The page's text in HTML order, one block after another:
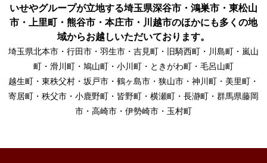
いせやグループが立地する埼玉県深谷市・鴻巣市・東松山
市・上里町・熊谷市・本庄市・川越市のほかにも多くの地
域からお越しいただいております。
埼玉県北本市・行田市・羽生市・吉見町・旧騎西町・川島町・嵐山
町・滑川町・鳩山町・小川町・ときがわ町・毛呂山町
越生町・東秩父村・坂戸市・鶴ヶ島市・狭山市・神川町・美里町・
寄居町・秩父市・小鹿野町・皆野町・横瀬町・長瀞町・群馬県藤岡
市・高崎市・伊勢崎市・玉村町